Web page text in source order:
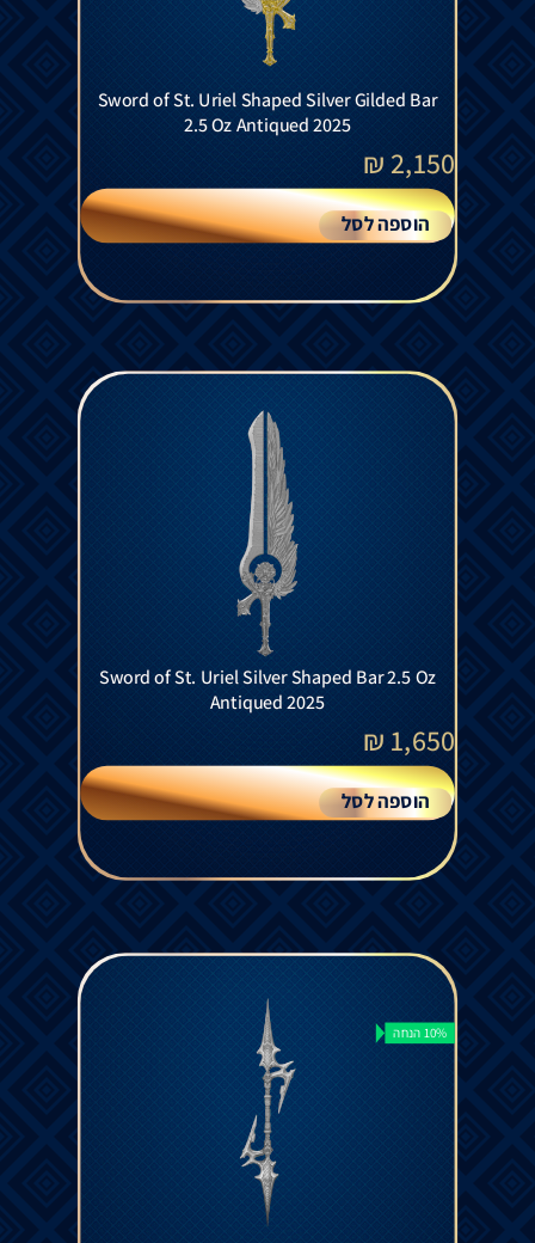
Sword of St. Uriel Shaped Silver Gilded Bar
2.5 Oz Antiqued 2025
2,150
₪
הוספה לסל
Sword of St. Uriel Silver Shaped Bar 2.5 Oz
Antiqued 2025
1,650
₪
הוספה לסל
10% הנחה